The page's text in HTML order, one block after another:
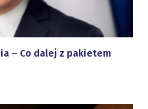
– Co dalej z pakietem